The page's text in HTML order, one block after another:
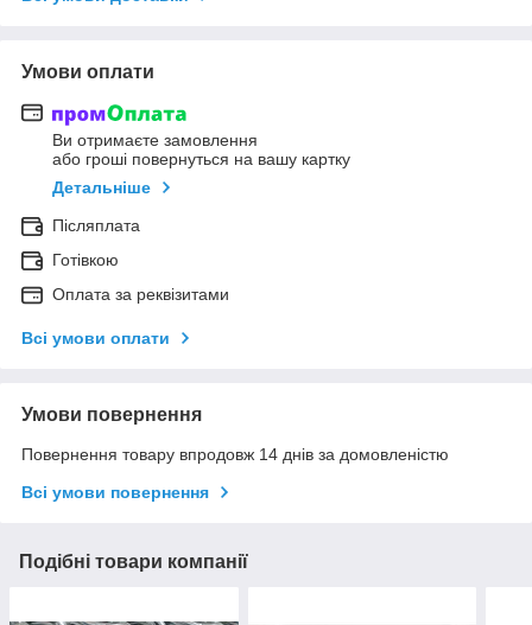
Умови оплати
Ви отримаєте замовлення
або гроші повернуться на вашу картку
Детальніше
Післяплата
Готівкою
Оплата за реквізитами
Всі умови оплати
Умови повернення
Повернення товару впродовж 14 днів за домовленістю
Всі умови повернення
Подібні товари компанії